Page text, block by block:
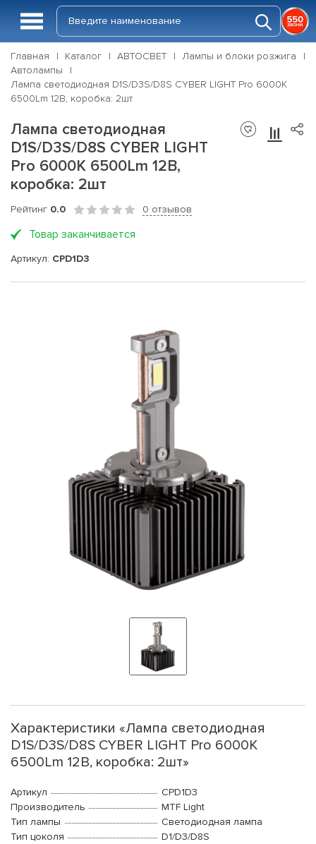
Главная Каталог АВТОСВЕТ
Лампы и блоки розжига
Автолампы
Лампа светодиодная D1S/D3S/D8S CYBER LIGHT Pro 6000K
6500Lm 12В, коробка: 2шт
Лампа светодиодная
D1S/D3S/D8S CYBER LIGHT
Pro 6000K 6500Lm 12В,
коробка: 2шт
Рейтинг 0.0 0 отзывов
Товар заканчивается
Артикул: CPD1D3
Характеристики «Лампа светодиодная
D1S/D3S/D8S CYBER LIGHT Pro 6000K
6500Lm 12В, коробка: 2шт»
Артикул
CPD1D3
Производитель
MTF Light
Тип лампы
Светодиодная лампа
Тип цоколя
D1/D3/D8S